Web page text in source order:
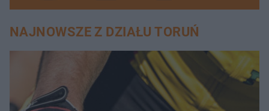
NAJNOWSZE Z DZIAŁU TORUŃ